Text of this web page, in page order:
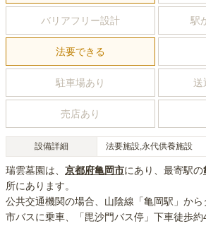
バリアフリー設計 駅
法要できる
駐車場あり 送
売店あり
設備詳細 法要施設,永代供養施設
瑞雲墓園は、 京都府亀岡市にあり 、最寄駅の
所にあり ます。
公共交通機関の場合、山陰線「亀岡駅」か
市バスに乗車、「毘沙門バス停」下車徒歩約